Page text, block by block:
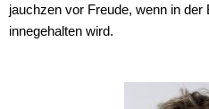
jauchzen vor Freude, wenn in der
innegehalten wird.